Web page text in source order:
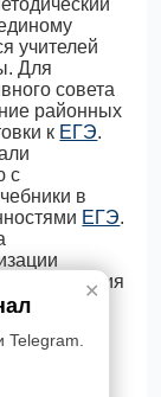
учителей
Для
совета
районных
к ЕГЭ.
с
в
ЕГЭ.
Валерия
в
высокие
к выводу о
✕
Telegram.